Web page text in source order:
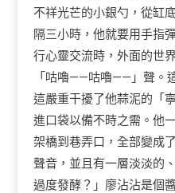
不祥光芒的小銀勺，從缸
隔三小時，他就要用手指
行心靈交流時，外面的世
「咕嚕——咕嚕——」聲。
這嚴重干擾了他蒜泥的「
進口袋以備不時之需。他
架橋到巷弄口，全部變成
聲音，並且有一層淡淡的
過度發酵？」廖沾沾是個